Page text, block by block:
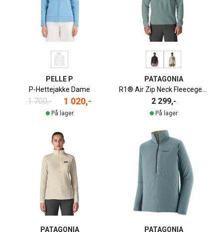
PELLE P
P-Hettejakke Dame
1 700,- 1 020,-
På lager
PATAGONIA
R1® Air Zip Neck Fleecegenser Herre
2 299,-
På lager
PATAGONIA PATAGONIA